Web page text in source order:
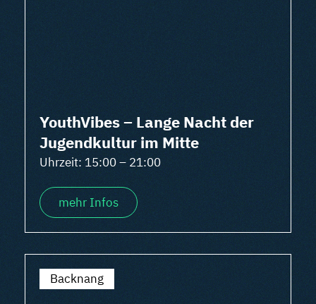
YouthVibes – Lange Nacht der
Jugendkultur im Mitte
Uhrzeit: 15:00 – 21:00
mehr Infos
Backnang